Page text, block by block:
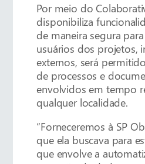
Por meio do
disponibiliza
de maneira segura
usuários dos projetos,
externos, será
de processos e
envolvidos em tempo
qualquer localidade.
“Forneceremos à SP
que ela buscava para
que envolve a